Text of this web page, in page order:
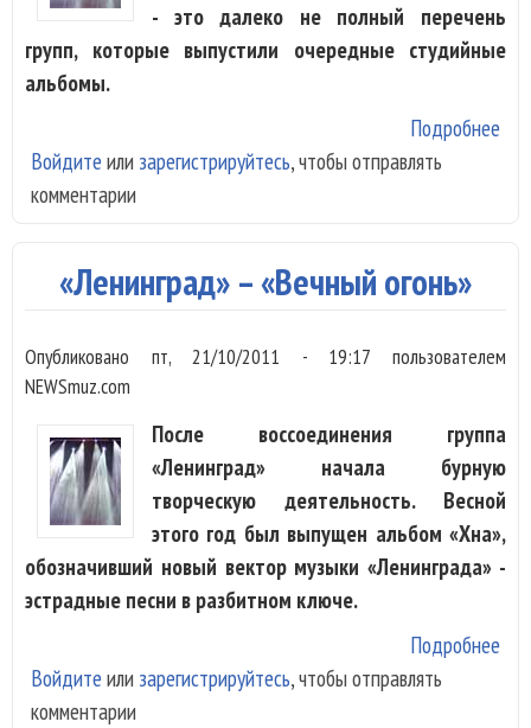
- это далеко не полный перечень
групп, которые выпустили очередные студийные
альбомы.
Подробнее
Войдите или зарегистрируйтесь, чтобы отправлять
комментарии
«Ленинград» – «Вечный огонь»
Опубликовано пт, 21/10/2011 - 19:17 пользователем
NEWSmuz.com
После воссоединения группа
«Ленинград» начала бурную
творческую деятельность. Весной
этого год был выпущен альбом «Хна»,
обозначивший новый вектор музыки «Ленинграда» -
эстрадные песни в разбитном ключе.
Подробнее
Войдите или зарегистрируйтесь, чтобы отправлять
комментарии